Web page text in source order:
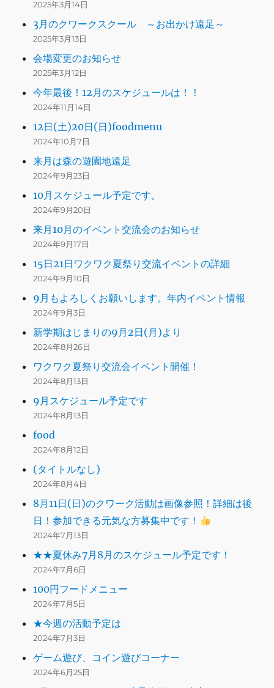
2025年3月14日
3月のクワークスクール ～お出かけ遠足～
2025年3月13日
会場変更のお知らせ
2025年3月12日
今年最後！12月のスケジュールは！！
2024年11月14日
12日(土)20日(日)foodmenu
2024年10月7日
来月は森の遊園地遠足
2024年9月23日
10月スケジュール予定です。
2024年9月20日
来月10月のイベント交流会のお知らせ
2024年9月17日
15日21日ワクワク夏祭り交流イベントの詳細
2024年9月10日
9月もよろしくお願いします。年内イベント情報
2024年9月3日
新学期はじまりの9月2日(月)より
2024年8月26日
ワクワク夏祭り交流会イベント開催！
2024年8月13日
9月スケジュール予定です
2024年8月13日
food
2024年8月12日
(タイトルなし)
2024年8月4日
8月11日(日)のクワーク活動は画像参照！詳細は後
日！参加できる元気な方募集中です！
2024年7月13日
★★夏休み7月8月のスケジュール予定です！
2024年7月6日
100円フードメニュー
2024年7月5日
★今週の活動予定は
2024年7月3日
ゲーム遊び、コイン遊びコーナー
2024年6月25日